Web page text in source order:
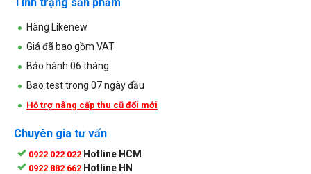
Hàng Likenew
Giá đã bao gồm VAT
Bảo hành 06 tháng
Bao test trong 07 ngày đầu
Hỗ trợ nâng cấp thu cũ đổi mới
Chuyên gia tư vấn
0922 022 022 Hotline HCM
0922 882 662 Hotline HN